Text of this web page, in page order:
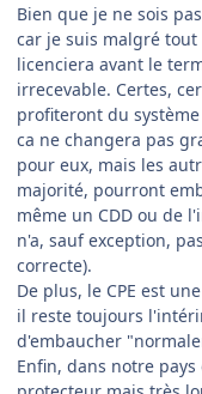
Bien que je ne sois
car je suis malgré tout
licenciera avant le
irrecevable. Certes,
profiteront du
ca ne changera pas
pour eux, mais les
majorité, pourront
même un CDD ou de
n'a, sauf exception,
correcte).
De plus, le CPE est
il reste toujours
d'embaucher
Enfin, dans notre